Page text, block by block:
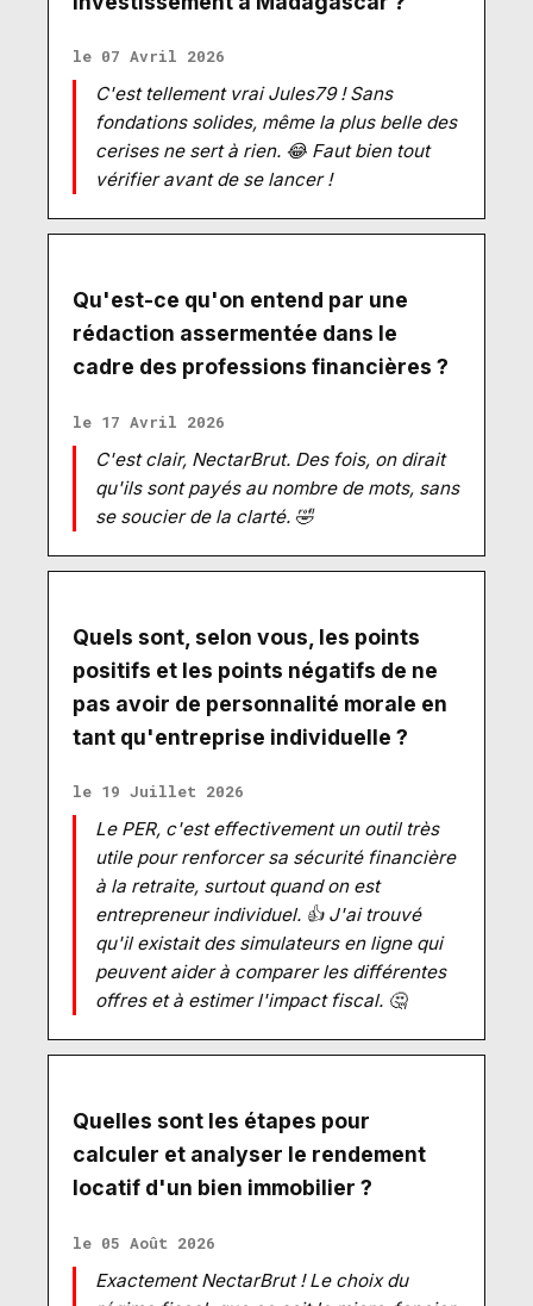
le 07 Avril 2026
C'est tellement vrai Jules79 ! Sans
fondations solides, même la plus belle des
cerises ne sert à rien. 😂 Faut bien tout
vérifier avant de se lancer !
Qu'est-ce qu'on entend par une
rédaction assermentée dans le
cadre des professions financières ?
le 17 Avril 2026
C'est clair, NectarBrut. Des fois, on dirait
qu'ils sont payés au nombre de mots, sans
se soucier de la clarté. 🤣
Quels sont, selon vous, les points
positifs et les points négatifs de ne
pas avoir de personnalité morale en
tant qu'entreprise individuelle ?
le 19 Juillet 2026
Le PER, c'est effectivement un outil très
utile pour renforcer sa sécurité financière
à la retraite, surtout quand on est
entrepreneur individuel. 👍 J'ai trouvé
qu'il existait des simulateurs en ligne qui
peuvent aider à comparer les différentes
offres et à estimer l'impact fiscal. 🤔
Quelles sont les étapes pour
calculer et analyser le rendement
locatif d'un bien immobilier ?
le 05 Août 2026
Exactement NectarBrut ! Le choix du